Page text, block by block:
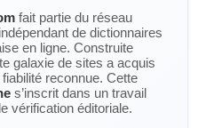
fait partie du réseau
de dictionnaires
en ligne. Construite
galaxie de sites a acquis
reconnue. Cette
s’inscrit dans un travail
vérification éditoriale.